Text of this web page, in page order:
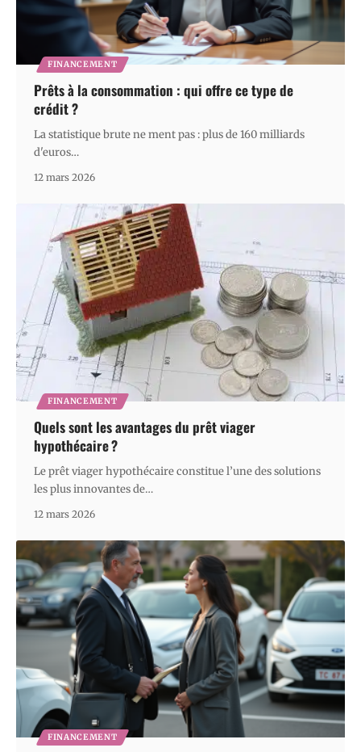
FINANCEMENT
Prêts à la consommation : qui offre ce type de
crédit ?
La statistique brute ne ment pas : plus de 160 milliards
d'euros…
12 mars 2026
FINANCEMENT
Quels sont les avantages du prêt viager
hypothécaire ?
Le prêt viager hypothécaire constitue l’une des solutions
les plus innovantes de…
12 mars 2026
FINANCEMENT